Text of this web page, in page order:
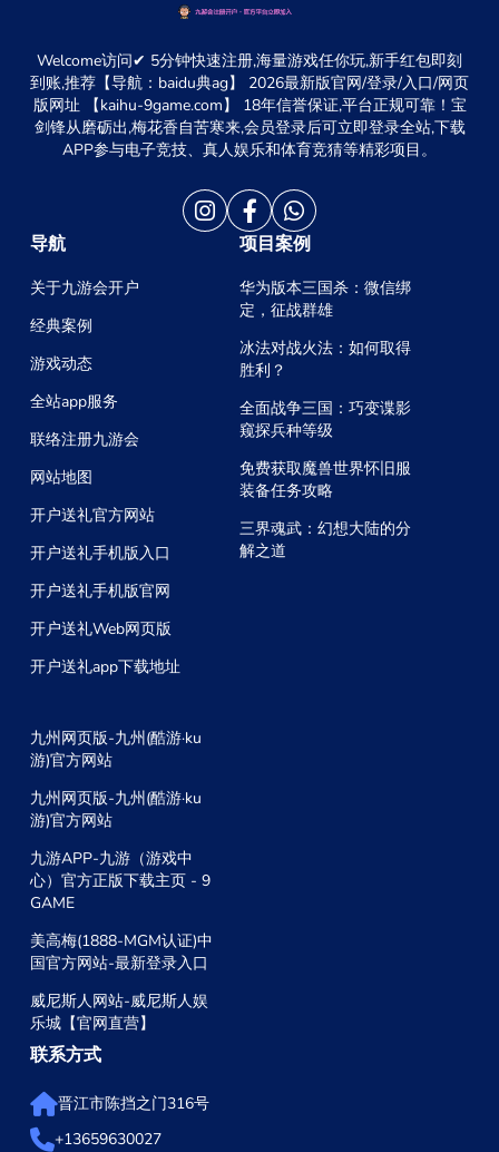
Welcome访问✔ 5分钟快速注册,海量游戏任你玩,新手红包即刻
到账,推荐【导航：baidu典ag】 2026最新版官网/登录/入口/网页
版网址 【kaihu-9game.com】 18年信誉保证,平台正规可靠！宝
剑锋从磨砺出,梅花香自苦寒来,会员登录后可立即登录全站,下载
APP参与电子竞技、真人娱乐和体育竞猜等精彩项目。
导航
关于九游会开户
经典案例
游戏动态
全站app服务
联络注册九游会
网站地图
开户送礼官方网站
开户送礼手机版入口
开户送礼手机版官网
开户送礼Web网页版
开户送礼app下载地址
九州网页版-九州(酷游·ku
游)官方网站
九州网页版-九州(酷游·ku
游)官方网站
九游APP-九游（游戏中
心）官方正版下载主页 - 9
GAME
美高梅(1888-MGM认证)中
国官方网站-最新登录入口
威尼斯人网站-威尼斯人娱
乐城【官网直营】
项目案例
华为版本三国杀：微信绑
定，征战群雄
冰法对战火法：如何取得
胜利？
全面战争三国：巧变谍影
窥探兵种等级
免费获取魔兽世界怀旧服
装备任务攻略
三界魂武：幻想大陆的分
解之道
联系方式
晋江市陈挡之门316号
+13659630027